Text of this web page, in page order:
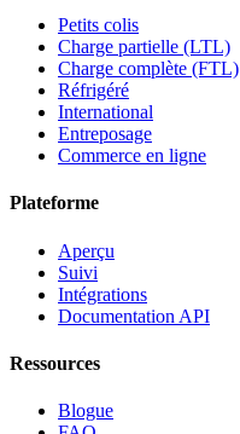
Petits colis
Charge partielle (LTL)
Charge complète (FTL)
Réfrigéré
International
Entreposage
Commerce en ligne
Plateforme
Aperçu
Suivi
Intégrations
Documentation API
Ressources
Blogue